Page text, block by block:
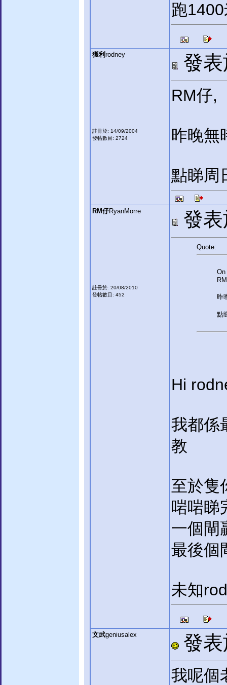
跑
獲利 rodney
註冊於: 14/09/2004
發帖數目: 2724
發
RM仔,
昨晚無
點睇周
RM仔RyanMorre
註冊於: 20/08/2010
發帖數目: 452
發
Quote:
On
昨
點
Hi
我都係
教
至於隻
啱啱睇
一個閘
最後個
未知
文武geniusalex 發
我呢個